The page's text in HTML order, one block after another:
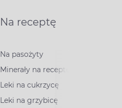
Na receptę
Na pasożyty
Minerały na receptę
Leki na cukrzycę
Leki na grzybicę